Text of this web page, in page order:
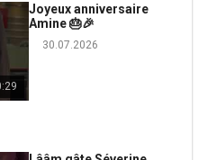
Joyeux anniversaire
Amine 🎂🎉
30.07.2026